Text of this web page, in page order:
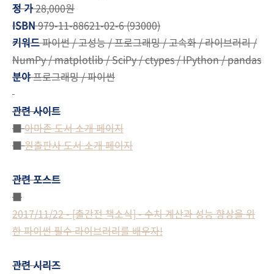
정 가28,000원
ISBN979-11-88621-02-6 (93000)
키워드파이썬 / 고성능 / 프로그래밍 / 고속화 / 라이브러리 /
NumPy / matplotlib / SciPy / ctypes / IPython / pandas
분야프로그래밍 / 파이썬
관련 사이트
■아마존 도서 소개 페이지
■원출판사 도서 소개 페이지
관련 포스트
■
2017/11/22 - [출간전 책소식] - 수치 계산과 성능 향상을 위
한 파이썬 필수 라이브러리를 배우자!
관련 시리즈